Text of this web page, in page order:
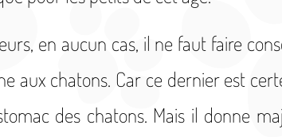
en aucun cas, il ne faut faire
aux chatons. Car ce dernier est
des chatons. Mais il donne